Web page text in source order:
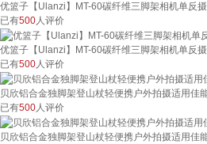
优篮子【Ulanzi】MT-60碳纤维三脚架相机单反
已有500人评价
优篮子【Ulanzi】MT-60碳纤维三脚架相机单反
已有500人评价
贝欣铝合金独脚架登山杖轻便携户外拍摄适用佳
已有500人评价
贝欣铝合金独脚架登山杖轻便携户外拍摄适用佳